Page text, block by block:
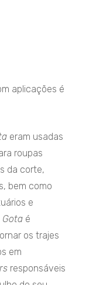
aplicações é
eram usadas
roupas
da corte,
bem como
e
Gota é
os trajes
em
responsáveis